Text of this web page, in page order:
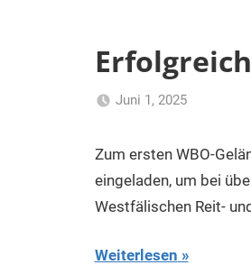
Juni 1, 2025
Kurk
Zum ersten WBO-
eingeladen, um bei
Westfälischen Reit-
Weiterlesen